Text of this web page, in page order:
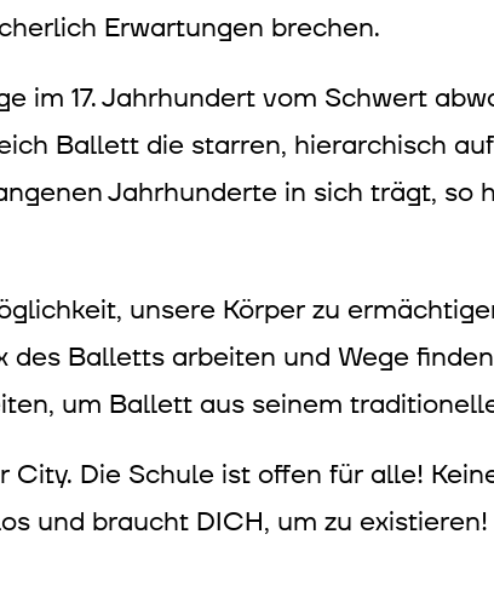
Erwartungen brechen.
im 17. Jahrhundert vom Schwert
Ballett die starren, hierarchisch
Jahrhunderte in sich trägt, so
unsere Körper zu
Balletts arbeiten und Wege
um Ballett aus seinem
Die Schule ist offen für alle!
und braucht DICH, um zu existieren!